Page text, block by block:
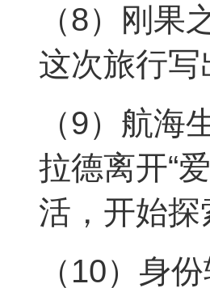
（8）刚果
这次旅行
（9）航海
拉德离开“
活，开始
（10）身